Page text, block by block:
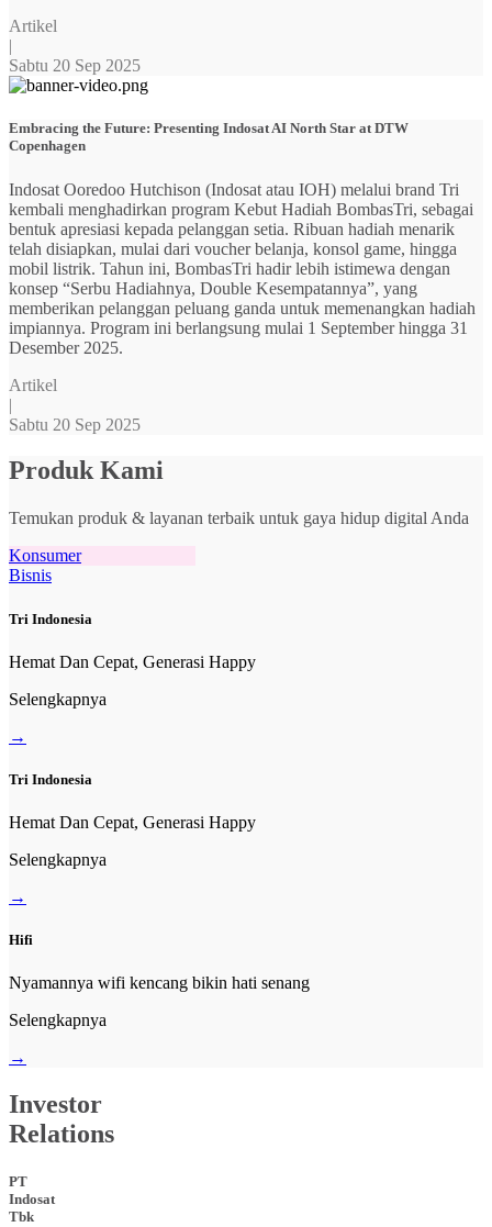
Artikel
|
Sabtu 20 Sep 2025
Embracing the Future: Presenting Indosat AI North Star at DTW
Copenhagen
Indosat Ooredoo Hutchison (Indosat atau IOH) melalui brand Tri
kembali menghadirkan program Kebut Hadiah BombasTri, sebagai
bentuk apresiasi kepada pelanggan setia. Ribuan hadiah menarik
telah disiapkan, mulai dari voucher belanja, konsol game, hingga
mobil listrik. Tahun ini, BombasTri hadir lebih istimewa dengan
konsep “Serbu Hadiahnya, Double Kesempatannya”, yang
memberikan pelanggan peluang ganda untuk memenangkan hadiah
impiannya. Program ini berlangsung mulai 1 September hingga 31
Desember 2025.
Artikel
|
Sabtu 20 Sep 2025
Produk Kami
Temukan produk & layanan terbaik untuk gaya hidup digital Anda
Konsumer
Bisnis
Tri Indonesia
Hemat Dan Cepat, Generasi Happy
Selengkapnya
→
Tri Indonesia
Hemat Dan Cepat, Generasi Happy
Selengkapnya
→
Hifi
Nyamannya wifi kencang bikin hati senang
Selengkapnya
→
Investor
Relations
PT
Indosat
Tbk